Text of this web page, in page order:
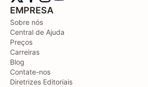
EMPRESA
Sobre nós
Central de Ajuda
Preços
Carreiras
Blog
Contate-nos
Diretrizes Editoriais